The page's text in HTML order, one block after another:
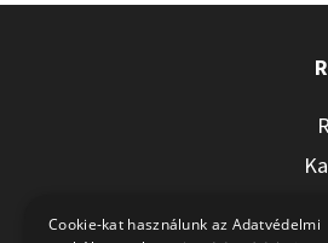
Cookie-kat használunk az Adatvédelmi